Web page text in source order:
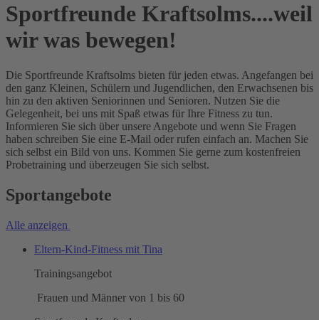
Sportfreunde Kraftsolms....weil
wir was bewegen!
Die Sportfreunde Kraftsolms bieten für jeden etwas. Angefangen bei
den ganz Kleinen, Schülern und Jugendlichen, den Erwachsenen bis
hin zu den aktiven Seniorinnen und Senioren. Nutzen Sie die
Gelegenheit, bei uns mit Spaß etwas für Ihre Fitness zu tun.
Informieren Sie sich über unsere Angebote und wenn Sie Fragen
haben schreiben Sie eine E-Mail oder rufen einfach an. Machen Sie
sich selbst ein Bild von uns. Kommen Sie gerne zum kostenfreien
Probetraining und überzeugen Sie sich selbst.
Sportangebote
Alle anzeigen
Eltern-Kind-Fitness mit Tina
Trainingsangebot
Frauen und Männer von 1 bis 60